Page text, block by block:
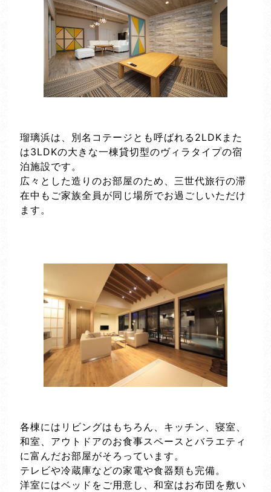
瑠璃浜は、別名コテージとも呼ばれる2LDKまた
は3LDKの大きな一棟貸切型のヴィラタイプの宿
泊施設です。
広々とした造りのお部屋のため、三世代旅行の滞
在中もご家族全員が同じ場所でお過ごしいただけ
ます。
各棟にはリビングはもちろん、キッチン、寝室、
和室、アウトドアのお食事スペースとバラエティ
に富んだお部屋がそろっています。
テレビや冷蔵庫などの家電や食器類も完備。
洋室にはベッドをご用意し、和室はお布団を敷い